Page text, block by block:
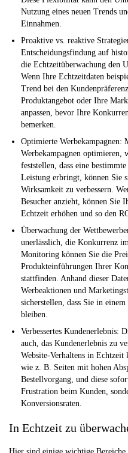
Nutzung eines neuen Trends
Einnahmen.
Proaktive vs. reaktive
Entscheidungsfindung auf
die Echtzeitüberwachung den
Wenn Ihre Echtzeitdaten
Trend bei den
Produktangebot oder Ihre
anpassen, bevor Ihre
bemerken.
Optimierte Werbekampagnen:
Werbekampagnen optimieren,
feststellen, dass eine
Leistung erbringt, können Sie
Wirksamkeit zu verbessern.
Besucher anzieht, können Sie
Echtzeit erhöhen und so den
Überwachung der
unerlässlich, die Konkurrenz
Monitoring können Sie die
Produkteinführungen Ihrer
stattfinden. Anhand dieser
Werbeaktionen und
sicherstellen, dass Sie in
bleiben.
Verbessertes Kundenerlebnis:
auch, das Kundenerlebnis zu
Website-Verhaltens in Echtzeit
wie z. B. Seiten mit hohen
Bestellvorgang, und diese
Frustration beim Kunden,
Konversionsraten.
In Echtzeit zu